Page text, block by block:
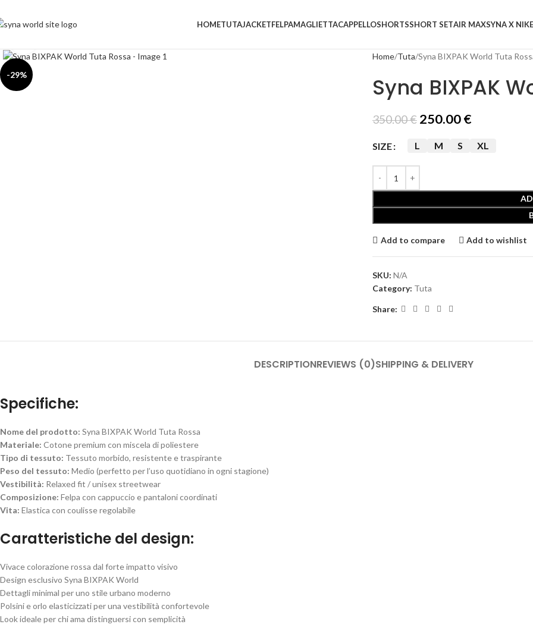
HOMETUTAJACKETFELPAMAGLIETTACAPPELLOSHORTSSHORT SETAIR MAXSYNA X NIKE
-29%
Home Tuta Syna BIXPAK World Tuta
Syna BIXPAK
350.00€ 250.00€
SIZE L M S XL
Add to compare Add to wishlist
SKU: N/A
Category: Tuta
Share:
DESCRIPTIONREVIEWS (0)SHIPPING & DELIVERY
Specifiche:
Nome del prodotto: Syna BIXPAK World Tuta Rossa
Materiale: Cotone premium con miscela di poliestere
Tipo di tessuto: Tessuto morbido, resistente e traspirante
Peso del tessuto: Medio (perfetto per l’uso quotidiano in ogni stagione)
Vestibilità: Relaxed fit / unisex streetwear
Composizione: Felpa con cappuccio e pantaloni coordinati
Vita: Elastica con coulisse regolabile
Caratteristiche del design:
Vivace colorazione rossa dal forte impatto visivo
Design esclusivo Syna BIXPAK World
Dettagli minimal per uno stile urbano moderno
Polsini e orlo elasticizzati per una vestibilità confortevole
Look ideale per chi ama distinguersi con semplicità